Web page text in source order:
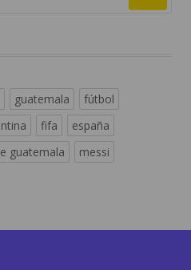
guatemala
fútbol
fifa
españa
guatemala messi